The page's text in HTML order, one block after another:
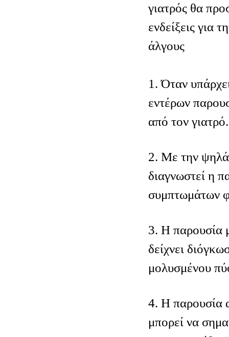
γιατρός θα
ενδείξεις για
άλγους
1. Όταν
εντέρων
από τον γιατρό.
2. Με την
διαγνωστεί η
συμπτωμάτων
3. Η παρουσία
δείχνει
μολυσμένου
4. Η παρουσία
μπορεί να